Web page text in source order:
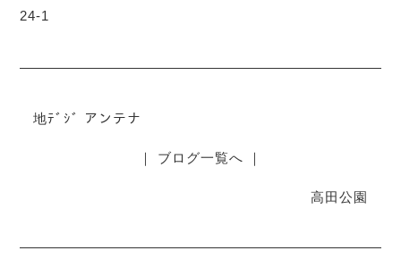
24-1
地ﾃﾞｼﾞ アンテナ
｜ ブログ一覧へ ｜
高田公園